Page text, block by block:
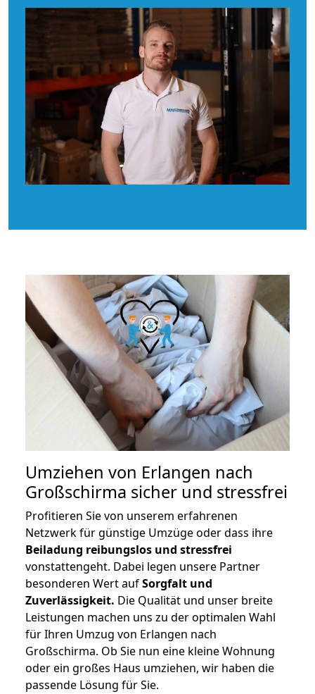
Umziehen von Erlangen nach
Großschirma sicher und stressfrei
Profitieren Sie von unserem erfahrenen
Netzwerk für günstige Umzüge oder dass ihre
Beiladung reibungslos und stressfrei
vonstattengeht. Dabei legen unsere Partner
besonderen Wert aufSorgfalt und
Zuverlässigkeit. Die Qualität und unser breite
Leistungen machen uns zu der optimalen Wahl
für Ihren Umzug von Erlangen nach
Großschirma. Ob Sie nun eine kleine Wohnung
oder ein großes Haus umziehen, wir haben die
passende Lösung für Sie.